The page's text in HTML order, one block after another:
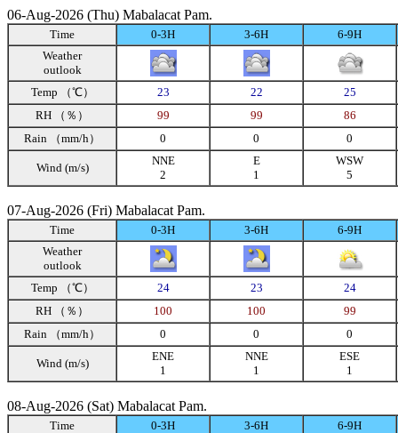
06-Aug-2026 (Thu) Mabalacat Pam.
Time 0-3H 3-6H
6-9H
Weather
outlook
Temp （℃）
23 22
25
RH （％）
99 99
86
Rain （mm/h）
0 0 0
Wind (m/s)
NNE
2
E
1
WSW
5
07-Aug-2026 (Fri) Mabalacat Pam.
Time 0-3H 3-6H
6-9H
Weather
outlook
Temp （℃）
24 23
24
RH （％）
100 100
99
Rain （mm/h）
0 0 0
Wind (m/s)
ENE
1
NNE
1
ESE
1
08-Aug-2026 (Sat) Mabalacat Pam.
Time 0-3H 3-6H
6-9H